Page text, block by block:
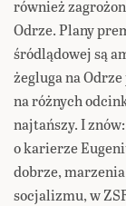
również
Odrze. Plany
śródlądowej są
żegluga na
na różnych
najtańszy. I
o karierze
dobrze,
socjalizmu, w